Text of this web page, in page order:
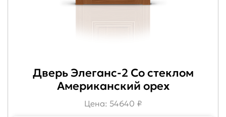
Дверь Элеганс-2 Со стеклом
Американский орех
Цена: 54640 ₽